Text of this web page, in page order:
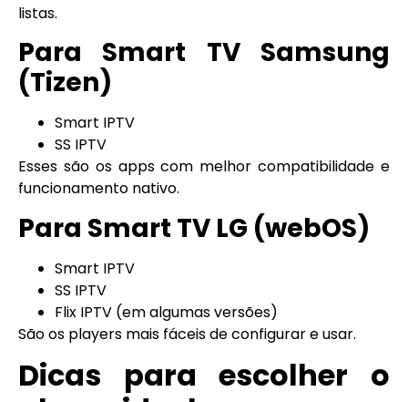
listas.
Para Smart TV Samsung
(Tizen)
Smart IPTV
SS IPTV
Esses são os apps com melhor compatibilidade e
funcionamento nativo.
Para Smart TV LG (webOS)
Smart IPTV
SS IPTV
Flix IPTV (em algumas versões)
São os players mais fáceis de configurar e usar.
Dicas para escolher o